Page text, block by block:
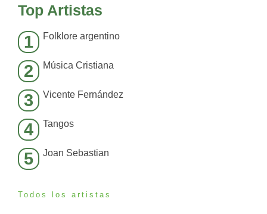
Top Artistas
1 Folklore argentino
2 Música Cristiana
3 Vicente Fernández
4 Tangos
5 Joan Sebastian
Todos los artistas